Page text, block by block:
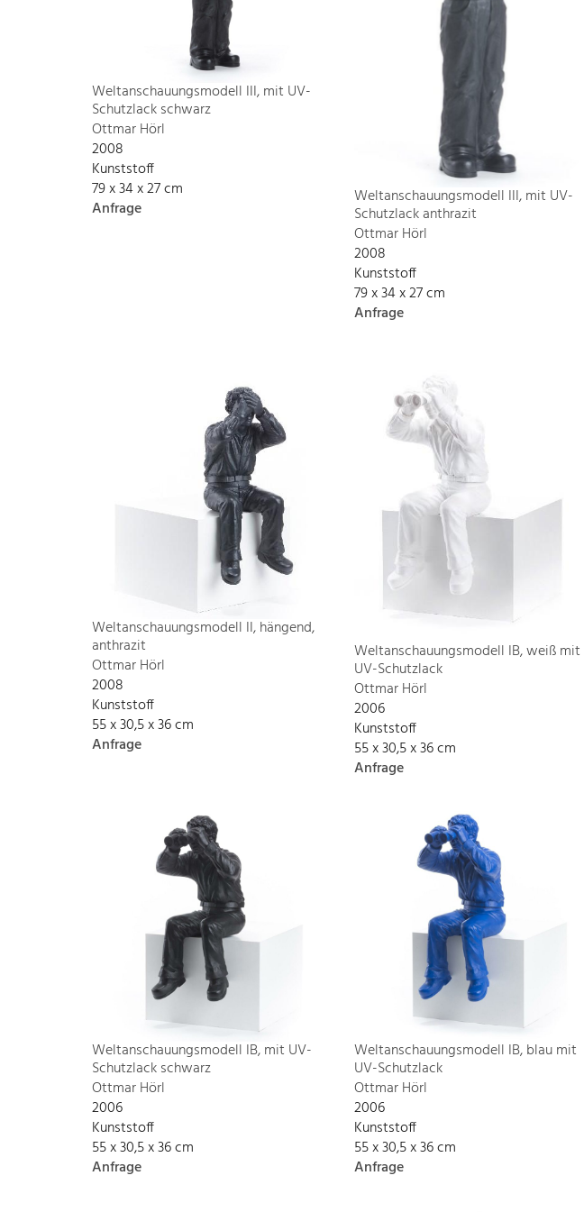
Weltanschauungsmodell III, mit UV-
Schutzlack schwarz
Ottmar Hörl
2008
Kunststoff
79 x 34 x 27 cm
Anfrage
Weltanschauungsmodell III, mit UV-
Schutzlack anthrazit
Ottmar Hörl
2008
Kunststoff
79 x 34 x 27 cm
Anfrage
Weltanschauungsmodell II, hängend,
anthrazit
Ottmar Hörl
2008
Kunststoff
55 x 30,5 x 36 cm
Anfrage
Weltanschauungsmodell IB, weiß mit
UV-Schutzlack
Ottmar Hörl
2006
Kunststoff
55 x 30,5 x 36 cm
Anfrage
Weltanschauungsmodell IB, mit UV-
Schutzlack schwarz
Ottmar Hörl
2006
Kunststoff
55 x 30,5 x 36 cm
Anfrage
Weltanschauungsmodell IB, blau mit
UV-Schutzlack
Ottmar Hörl
2006
Kunststoff
55 x 30,5 x 36 cm
Anfrage